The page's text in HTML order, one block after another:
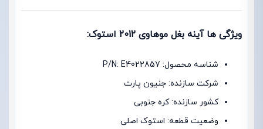
ویژگی ها آینه بغل موهاوی 2012 استوک:
شناسه محصول: P/N: E4022857
شرکت سازنده: جنیون پارت
کشور سازنده: کره جنوبی
وضعیت قطعه: استوک اصلی